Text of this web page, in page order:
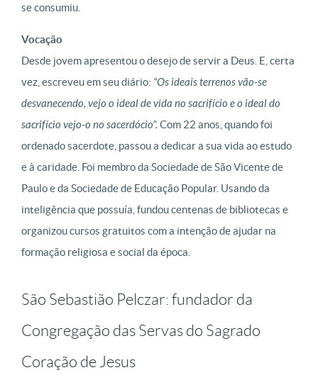
se consumiu.
Vocação
Desde jovem apresentou o desejo de servir a Deus. E, certa
vez, escreveu em seu diário: “Os ideais terrenos vão-se
desvanecendo, vejo o ideal de vida no sacrifício e o ideal do
sacrifício vejo-o no sacerdócio”. Com 22 anos, quando foi
ordenado sacerdote, passou a dedicar a sua vida ao estudo
e à caridade. Foi membro da Sociedade de São Vicente de
Paulo e da Sociedade de Educação Popular. Usando da
inteligência que possuía, fundou centenas de bibliotecas e
organizou cursos gratuitos com a intenção de ajudar na
formação religiosa e social da época.
São Sebastião Pelczar: fundador da
Congregação das Servas do Sagrado
Coração de Jesus